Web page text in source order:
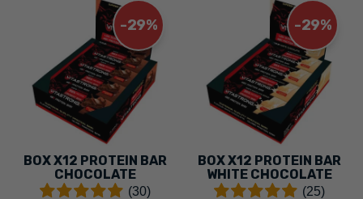
-29%
BOX X12 PROTEIN BAR
CHOCOLATE
(30)
-29%
BOX X12 PROTEIN BAR
WHITE CHOCOLATE
(25)